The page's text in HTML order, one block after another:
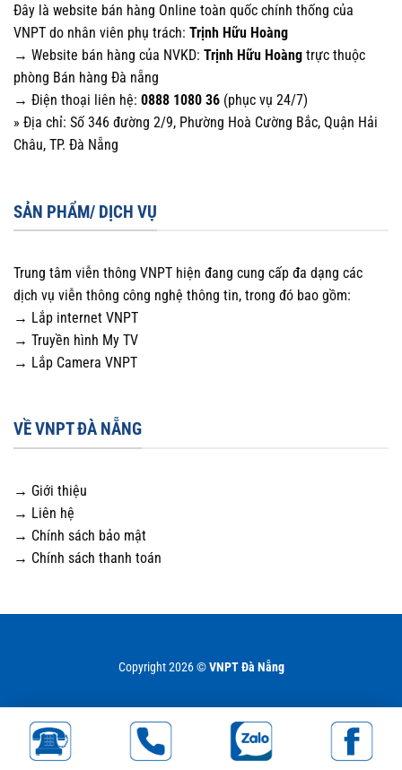
Đây là website bán hàng Online toàn quốc chính thống của
VNPT do nhân viên phụ trách: Trịnh Hữu Hoàng
→ Website bán hàng của NVKD: Trịnh Hữu Hoàng trực thuộc
phòng Bán hàng Đà nẵng
→ Điện thoại liên hệ: 0888 1080 36 (phục vụ 24/7)
» Địa chỉ: Số 346 đường 2/9, Phường Hoà Cường Bắc, Quận Hải
Châu, TP. Đà Nẵng
SẢN PHẨM/ DỊCH VỤ
Trung tâm viễn thông VNPT hiện đang cung cấp đa dạng các
dịch vụ viễn thông công nghệ thông tin, trong đó bao gồm:
→ Lắp internet VNPT
→ Truyền hình My TV
→ Lắp Camera VNPT
VỀ VNPT ĐÀ NẴNG
→ Giới thiệu
→ Liên hệ
→ Chính sách bảo mật
→ Chính sách thanh toán
Copyright 2026 ©VNPT Đà Nẵng